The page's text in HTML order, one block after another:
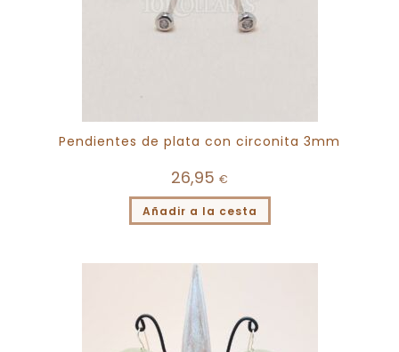
Pendientes de plata con circonita 3mm
26,95 €
Añadir a la cesta